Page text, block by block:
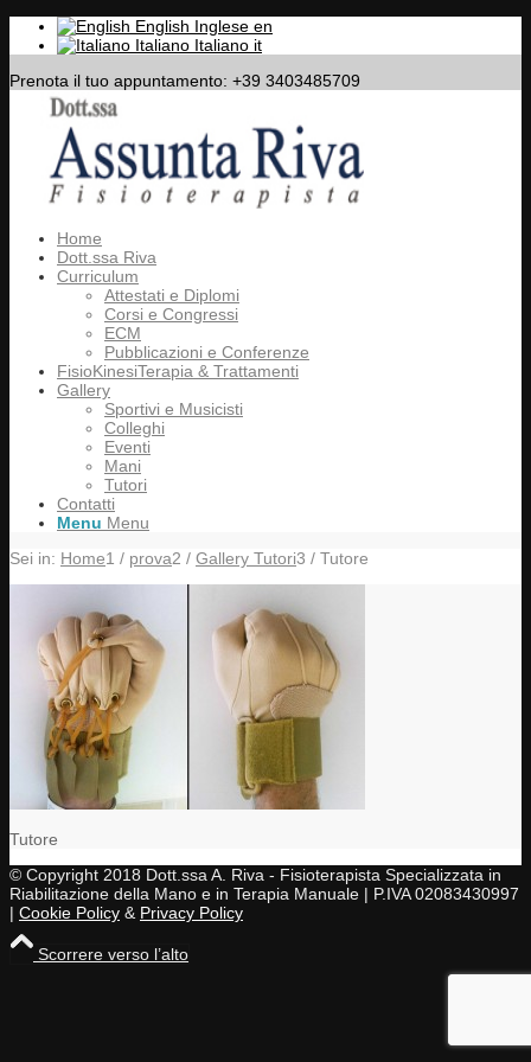
English Inglese en
Italiano Italiano it
Prenota il tuo appuntamento: +39 3403485709
Home
Dott.ssa Riva
Curriculum
Attestati e Diplomi
Corsi e Congressi
ECM
Pubblicazioni e Conferenze
FisioKinesiTerapia & Trattamenti
Gallery
Sportivi e Musicisti
Colleghi
Eventi
Mani
Tutori
Contatti
Menu Menu
Sei in: Home1 / prova2 / Gallery Tutori3 / Tutore
Tutore
© Copyright 2018 Dott.ssa A. Riva - Fisioterapista Specializzata in
Riabilitazione della Mano e in Terapia Manuale | P.IVA 02083430997
| Cookie Policy & Privacy Policy
Scorrere verso l’alto